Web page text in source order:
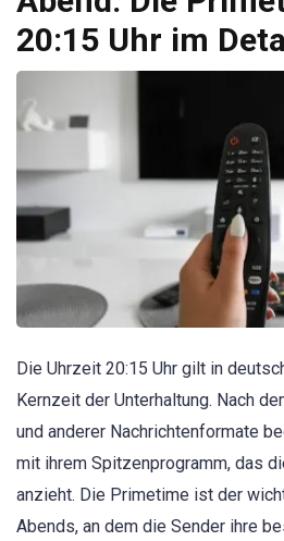
20:15 Uhr im
Die Uhrzeit 20:15 Uhr gilt in
Kernzeit der Unterhaltung. Nach
und anderer Nachrichtenformate
mit ihrem Spitzenprogramm, das
anzieht. Die Primetime ist der
Abends, an dem die Sender ihre